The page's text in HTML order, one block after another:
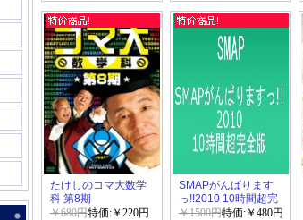
たけしのコマ大数学
科 第8期
￥680円特価:￥220円
SMAPがんばります
っ!!2010 10時間超完
全版
￥1500円特価:￥480円